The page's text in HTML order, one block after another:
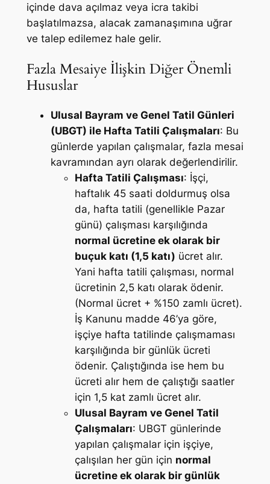
içinde dava açılmaz veya icra takibi
başlatılmazsa, alacak zamanaşımına uğrar
ve talep edilemez hale gelir.
Fazla Mesaiye İlişkin Diğer Önemli
Hususlar
Ulusal Bayram ve Genel Tatil Günleri
(UBGT) ile Hafta Tatili Çalışmaları: Bu
günlerde yapılan çalışmalar, fazla mesai
kavramından ayrı olarak değerlendirilir.
Hafta Tatili Çalışması: İşçi,
haftalık 45 saati doldurmuş olsa
da, hafta tatili (genellikle Pazar
günü) çalışması karşılığında
normal ücretine ek olarak bir
buçuk katı (1,5 katı) ücret alır.
Yani hafta tatili çalışması, normal
ücretinin 2,5 katı olarak ödenir.
(Normal ücret + %150 zamlı ücret).
İş Kanunu madde 46’ya göre,
işçiye hafta tatilinde çalışmaması
karşılığında bir günlük ücreti
ödenir. Çalıştığında ise hem bu
ücreti alır hem de çalıştığı saatler
için 1,5 kat zamlı ücret alır.
Ulusal Bayram ve Genel Tatil
Çalışmaları: UBGT günlerinde
yapılan çalışmalar için işçiye,
çalışılan her gün için normal
ücretine ek olarak bir günlük